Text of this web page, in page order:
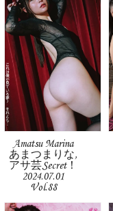
Amatsu Marina
あまつまりな,
アサ芸Secret！
2024.07.01
Vol.88